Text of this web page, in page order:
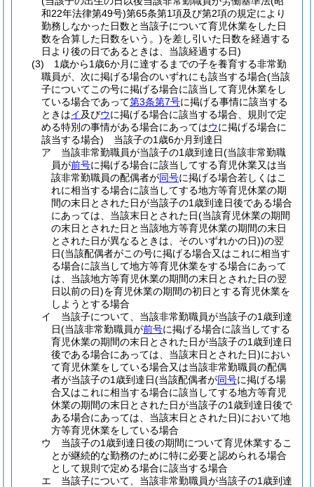
和22年法律第49号)第65条第1項及び第2項の規定により
勤務しなかった日数と当該子について育児休業をした日
数を合算した日数をいう。)を差し引いた日数を経過する
日より後の日であるときは、当該経過する日)
(3)
1歳から1歳6か月に達するまでの子を養育する非常勤
職員が、次に掲げる場合のいずれにも該当する場合(当該
子についてこの号に掲げる場合に該当して育児休業をし
ている場合であって第3条第7号に掲げる事情に該当する
ときはイ及びウに掲げる場合に該当する場合、規則で定
める特別の事情がある場合にあってはウに掲げる場合に
該当する場合) 当該子の1歳6か月到達日
ア
当該非常勤職員が当該子の1歳到達日(当該非常勤職
員が前号に掲げる場合に該当してする育児休業又は当
該非常勤職員の配偶者が同号に掲げる場合若しくはこ
れに相当する場合に該当してする地方等育児休業の期
間の末日とされた日が当該子の1歳到達日後である場合
にあっては、当該末日とされた日(当該育児休業の期間
の末日とされた日と当該地方等育児休業の期間の末日
とされた日が異なるときは、そのいずれかの日))の翌
日(当該配偶者がこの号に掲げる場合又はこれに相当す
る場合に該当して地方等育児休業をする場合にあって
は、当該地方等育児休業の期間の末日とされた日の翌
日以前の日)を育児休業の期間の初日とする育児休業を
しようとする場合
イ
当該子について、当該非常勤職員が当該子の1歳到達
日(当該非常勤職員が前号に掲げる場合に該当してする
育児休業の期間の末日とされた日が当該子の1歳到達日
後である場合にあっては、当該末日とされた日)におい
て育児休業をしている場合又は当該非常勤職員の配偶
者が当該子の1歳到達日(当該配偶者が同号に掲げる場
合又はこれに相当する場合に該当してする地方等育児
休業の期間の末日とされた日が当該子の1歳到達日後で
ある場合にあっては、当該末日とされた日)において地
方等育児休業をしている場合
ウ
当該子の1歳到達日後の期間について育児休業するこ
とが継続的な勤務のために特に必要と認められる場合
として規則で定める場合に該当する場合
エ
当該子について、当該非常勤職員が当該子の1歳到達